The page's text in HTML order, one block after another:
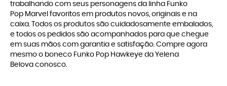
trabalhando com seus personagens da linha Funko
Pop Marvel favoritos em produtos novos, originais e na
caixa. Todos os produtos são cuidadosamente embalados,
e todos os pedidos são acompanhados para que chegue
em suas mãos com garantia e satisfação. Compre agora
mesmo o boneco Funko Pop Hawkeye da Yelena
Belova conosco.